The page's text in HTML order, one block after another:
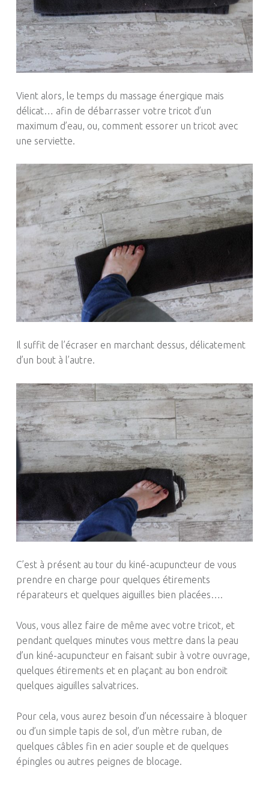
Vient alors, le temps du massage énergique mais
délicat… afin de débarrasser votre tricot d’un
maximum d’eau, ou, comment essorer un tricot avec
une serviette.
Il suffit de l’écraser en marchant dessus, délicatement
d’un bout à l’autre.
C’est à présent au tour du kiné-acupuncteur de vous
prendre en charge pour quelques étirements
réparateurs et quelques aiguilles bien placées….
Vous, vous allez faire de même avec votre tricot, et
pendant quelques minutes vous mettre dans la peau
d’un kiné-acupuncteur en faisant subir à votre ouvrage,
quelques étirements et en plaçant au bon endroit
quelques aiguilles salvatrices.
Pour cela, vous aurez besoin d’un nécessaire à bloquer
ou d’un simple tapis de sol, d’un mètre ruban, de
quelques câbles fin en acier souple et de quelques
épingles ou autres peignes de blocage.